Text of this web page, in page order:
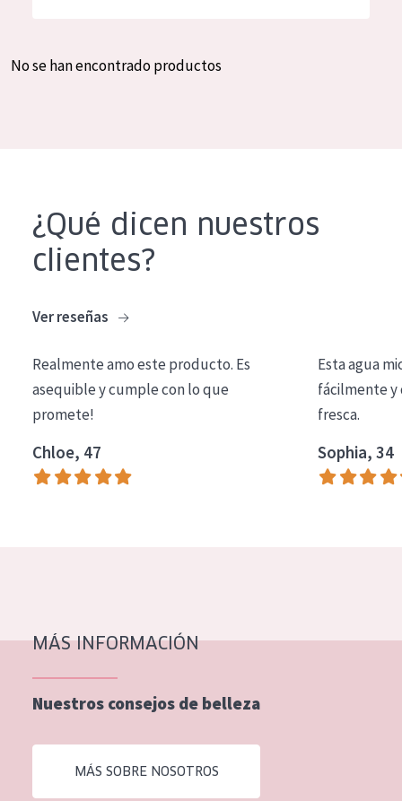
Crema de día
Crema de noche
Limpieza
COLECCIÓN
Essentials
Lift+
Piel normal y seca
Piel mixata o grasa
Piel madura
Piel expuesta al sol
Piel menopáusica
Spanish
No se han encontrado productos
¿Qué dicen nuestros
clientes?
Ver reseñas
Realmente amo este producto. Es
asequible y cumple con lo que
promete!
Chloe, 47
Esta agua
fácilmente y
fresca.
Sophia, 34
MÁS INFORMACIÓN
Nuestros consejos de belleza
MÁS SOBRE NOSOTROS